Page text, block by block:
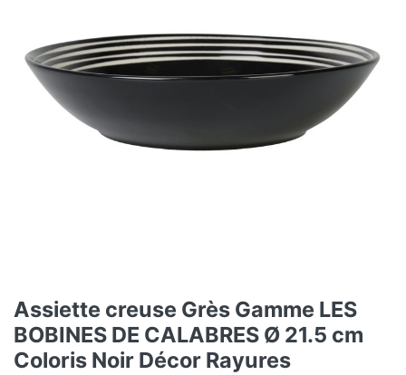
Assiette creuse Grès Gamme LES
BOBINES DE CALABRES Ø 21.5 cm
Coloris Noir Décor Rayures